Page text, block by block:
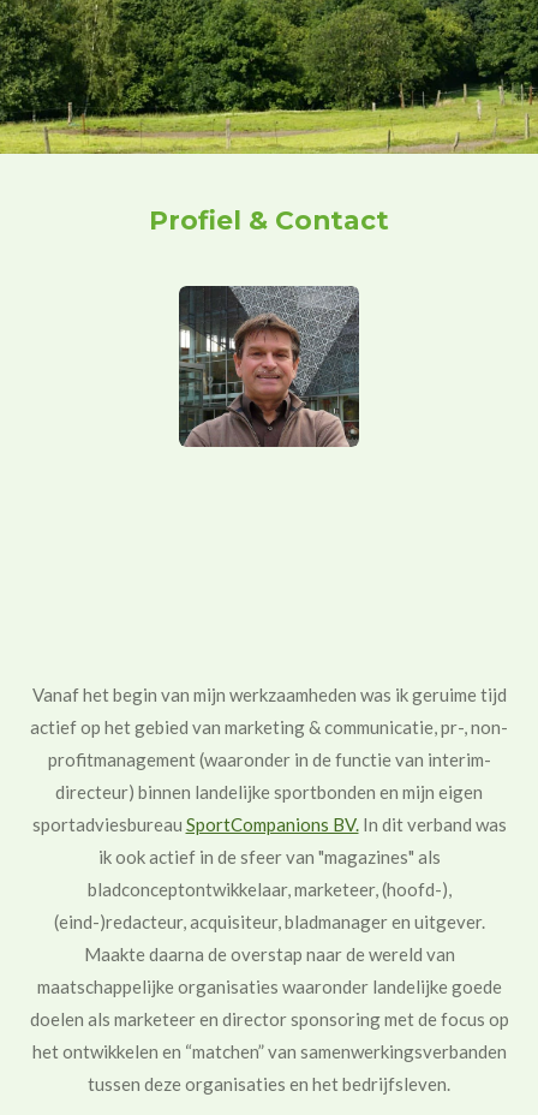
Profiel & Contact
Vanaf het begin van mijn werkzaamheden was ik geruime tijd
actief op het gebied van marketing & communicatie, pr-, non-
profitmanagement (waaronder in de functie van interim-
directeur) binnen landelijke sportbonden en mijn eigen
sportadviesbureau SportCompanions BV.In dit verband was
ik ook actief in de sfeer van "magazines"​ als
bladconceptontwikkelaar, marketeer, (hoofd-),
(eind-)redacteur, acquisiteur, bladmanager en uitgever.
Maakte daarna de overstap naar de wereld van
maatschappelijke organisaties waaronder landelijke goede
doelen als marketeer en director sponsoring met de focus op
het ontwikkelen en “matchen” van samenwerkingsverbanden
tussen deze organisaties en het bedrijfsleven.